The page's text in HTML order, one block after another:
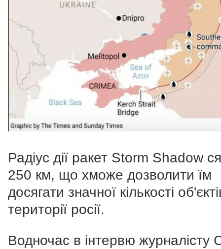
Радіус дії ракет Storm Shadow
250 км, що хможе дозволити їм
досягати значної кількості
території росії.
Водночас в інтервю журналісту